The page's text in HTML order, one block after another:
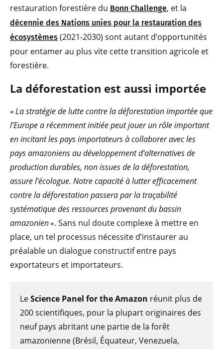
restauration forestière du Bonn Challenge, et la
décennie des Nations unies pour la restauration des
écosystèmes (2021-2030) sont autant d’opportunités
pour entamer au plus vite cette transition agricole et
forestière.
La déforestation est aussi importée
«La stratégie de lutte contre la déforestation importée que
l’Europe a récemment initiée peut jouer un rôle important
en incitant les pays importateurs à collaborer avec les
pays amazoniens au développement d’alternatives de
production durables, non issues de la déforestation,
assure l’écologue. Notre capacité à lutter efficacement
contre la déforestation passera par la traçabilité
systématique des ressources provenant du bassin
amazonien». Sans nul doute complexe à mettre en
place, un tel processus nécessite d’instaurer au
préalable un dialogue constructif entre pays
exportateurs et importateurs.
LeScience Panel for the Amazon réunit plus de
200 scientifiques, pour la plupart originaires des
neuf pays abritant une partie de la forêt
amazonienne (Brésil, Équateur, Venezuela,